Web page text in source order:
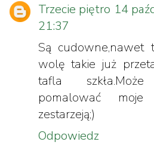
Trzecie piętro 14
21:37
Są cudowne,nawet
wolę takie już
tafla
pomalować
zestarzeją;)
Odpowiedz